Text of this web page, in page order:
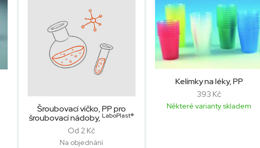
Šroubovací víčko, PP pro
šroubovací nádoby, LaboPlast®
Od 2 Kč
Na objednání
Kelímky na léky, PP
393 Kč
Některé varianty skladem